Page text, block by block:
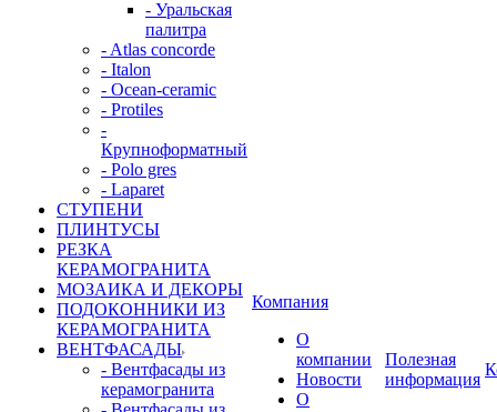
- Уральская
палитра
- Atlas concorde
- Italon
- Ocean-ceramic
- Protiles
-
Крупноформатный
- Polo gres
- Laparet
СТУПЕНИ
ПЛИНТУСЫ
РЕЗКА
КЕРАМОГРАНИТА
МОЗАИКА И ДЕКОРЫ
ПОДОКОННИКИ ИЗ
КЕРАМОГРАНИТА
ВЕНТФАСАДЫ
- Вентфасады из
керамогранита
Компания
О
компании
Новости
О
Полезная
информация